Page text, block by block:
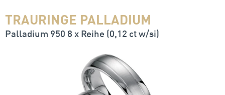
TRAURINGE PALLADIUM
Palladium 950 8 x Reihe (0,12 ct w/si)